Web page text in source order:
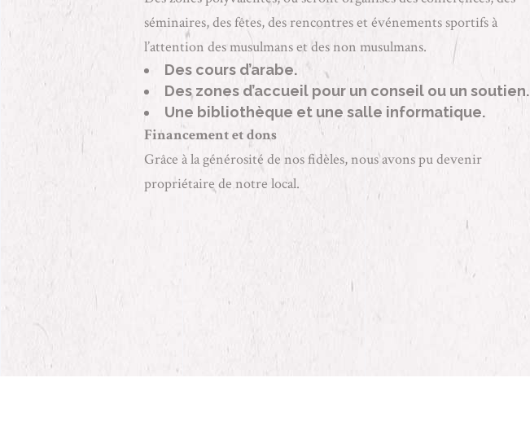
séminaires, des fêtes, des rencontres et événements sportifs à
l’attention des musulmans et des non musulmans.
Des cours d’arabe.
Des zones d’accueil pour un conseil ou un soutien.
Une bibliothèque et une salle informatique.
Financement et dons
Grâce à la générosité de nos fidèles, nous avons pu devenir
propriétaire de notre local.